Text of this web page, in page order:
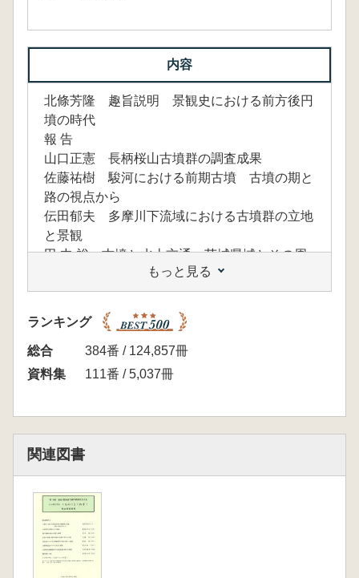
内容
北條芳隆 趣旨説明 景観史における前方後円
墳の時代
報 告
山口正憲 長柄桜山古墳群の調査成果
佐藤祐樹 駿河における前期古墳 古墳の期と
路の視点から
伝田郁夫 多摩川下流域における古墳群の立地
と景観
田 中 裕 古墳と水上交通 茨城県域とその周
辺及び「畿内」の古墳立地を比較して
稲木章宏 房総半島西岸～上総を中心に
柳沼賢治 福島県浜通り～名取
深澤敦仁 北関東
小黒智久 北 陸
もっと見る
ランキング
総合
384番 / 124,857冊
資料集
111番 / 5,037冊
関連図書